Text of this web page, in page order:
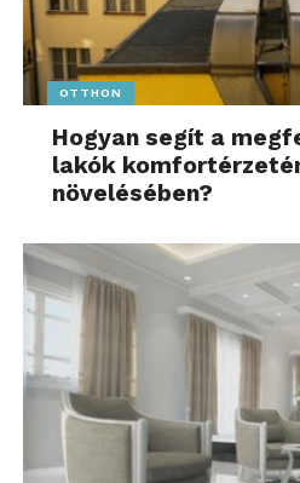
OTTHON
Hogyan segít a
lakók
növelésében?